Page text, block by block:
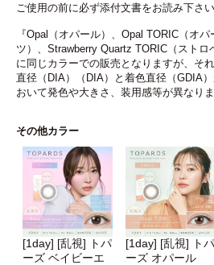
ご使用の前に必ず添付文書をお読み下さい
『Opal（オパール）、Opal TORIC（オ
ツ）、Strawberry Quartz TORIC（スト
に同じカラーでの販売となりますが、そ
直径（DIA）（DIA）と着色直径（GDIA
おいて発色や大きさ、装用感等が異なり
その他カラー
[1day] [乱視] トパ
ーズ ベイビーエ
[1day] [乱視] トパ
ーズ オパール